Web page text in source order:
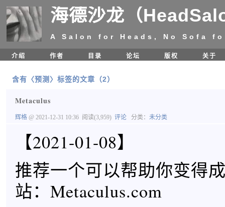
海德沙龙（
A Salon for Heads, No Sofa
介绍 作者 目录 论坛 版权 关于
含有〈预测〉标签的文章（2）
Metaculus
辉格 @ 2021-12-31 10:36 阅读(3,959) 评论 分类： 未分类
【2021-01-08】
推荐一个可以帮助你变得
站：Metaculus.com